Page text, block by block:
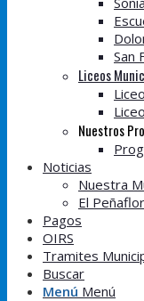
San
Liceos
Nuestros
Noticias
Nuestra
El
Pagos
OIRS
Tramites
Buscar
Menú Menú